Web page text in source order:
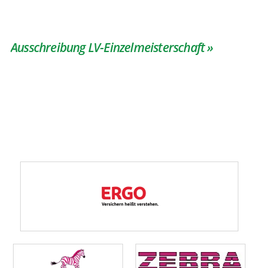
Ausschreibung LV-Einzelmeisterschaft